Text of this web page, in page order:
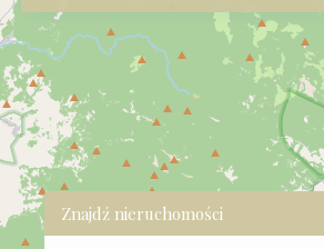
Znajdź nieruchomości